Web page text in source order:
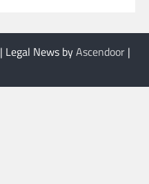
| Legal News byAscendoor |